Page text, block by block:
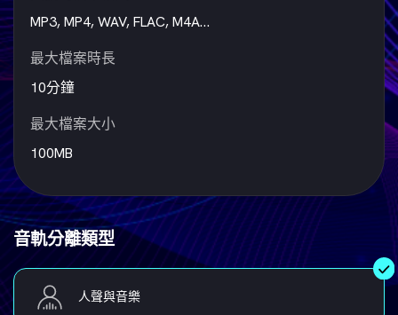
MP3, MP4, WAV, FLAC, M4A…
最大檔案時長
10分鐘
最大檔案大小
100MB
音軌分離類型
人聲與音樂